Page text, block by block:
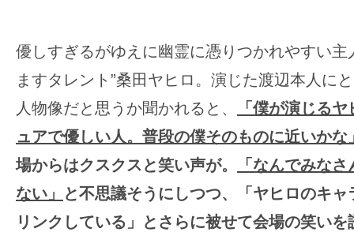
優しすぎるがゆえに幽霊に憑りつかれやすい主
ますタレント”桑田ヤヒロ。演じた渡辺本人に
人物像だと思うか聞かれると、
「僕が演じる
ュアで優しい人。普段の僕そのものに近いかな
場からはクスクスと笑い声が。
「なんでみな
ない」
と不思議そうにしつつ、「ヤヒロのキ
リンクしている」とさらに被せて会場の笑いを